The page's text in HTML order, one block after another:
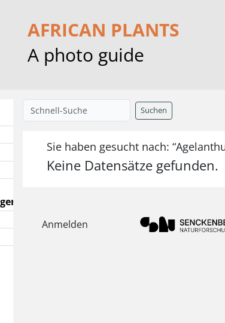
AFRICAN PLANTS
A photo guide
Suchen
Sie haben gesucht nach:
Keine Datensätze gefunden.
Anmelden